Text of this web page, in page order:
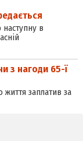
в
з нагоди 65-ї
життя заплатив за